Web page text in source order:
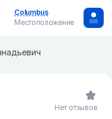
Columbus
Местоположение
Нет отзывов